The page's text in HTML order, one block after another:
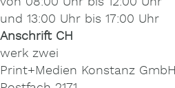
und 13:00 Uhr bis 17:00 Uhr
Anschrift CH
werk zwei
Print+Medien Konstanz GmbH